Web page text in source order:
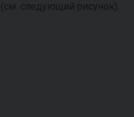
(см. следующий рисунок).